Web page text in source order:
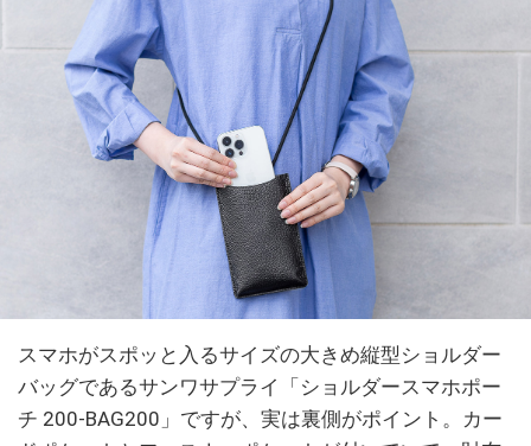
スマホがスポッと入るサイズの大きめ縦型ショルダー
バッグであるサンワサプライ「ショルダースマホポー
チ 200-BAG200」ですが、実は裏側がポイント。カー